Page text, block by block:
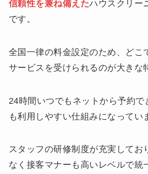
信頼性を兼ね備えたハウスクリー
です。
全国一律の料金設定のため、どこ
サービスを受けられるのが大きな
24時間いつでもネットから予約で
も利用しやすい仕組みになってい
スタッフの研修制度が充実してお
なく接客マナーも高いレベルで統